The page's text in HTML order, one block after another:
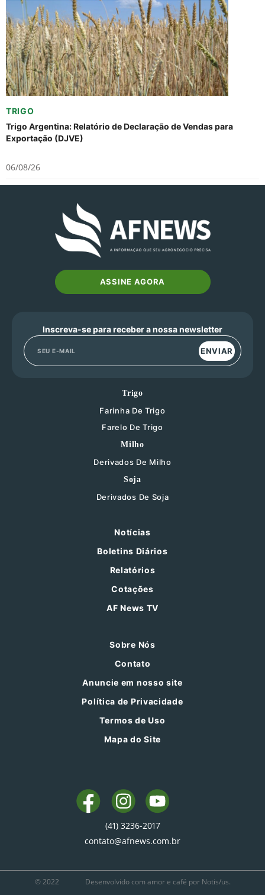
TRIGO
Trigo Argentina: Relatório de Declaração de Vendas para
Exportação (DJVE)
06/08/26
ASSINE AGORA
Inscreva-se para receber a nossa newsletter
ENVIAR
Trigo
Farinha De Trigo
Farelo De Trigo
Milho
Derivados De Milho
Soja
Derivados De Soja
Notícias
Boletins Diários
Relatórios
Cotações
AF News TV
Sobre Nós
Contato
Anuncie em nosso site
Política de Privacidade
Termos de Uso
Mapa do Site
(41) 3236-2017
contato@afnews.com.br
© 2022 Desenvolvido com amor e café por Notis/us.